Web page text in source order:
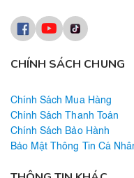
CHÍNH SÁCH CHUNG
Chính Sách Mua Hàng
Chính Sách Thanh Toán
Chính Sách Bảo Hành
Bảo Mật Thông Tin Cá